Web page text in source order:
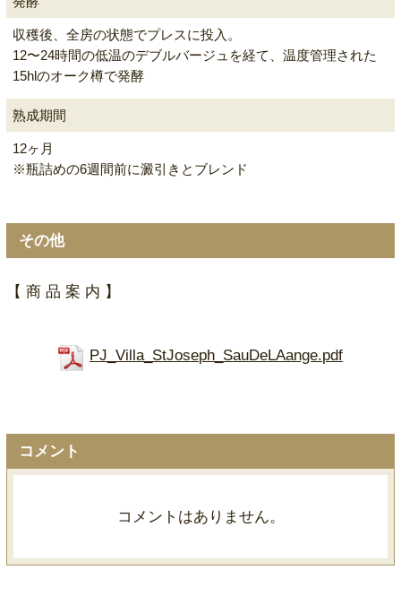
収穫後、全房の状態でプレスに投入。
12〜24時間の低温のデブルバージュを経て、温度管理された
15hlのオーク樽で発酵
熟成期間
12ヶ月
※瓶詰めの6週間前に澱引きとブレンド
その他
【 商 品 案 内 】
PJ_Villa_StJoseph_SauDeLAange.pdf
コメント
コメントはありません。